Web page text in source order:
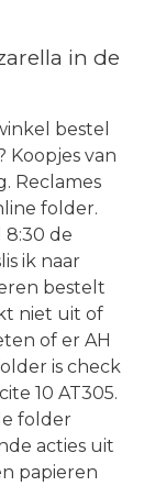
in de
bestel
Koopjes van
Reclames
folder.
8:30 de
ik naar
bestelt
niet uit of
of er AH
is check
10 AT305.
folder
acties uit
papieren